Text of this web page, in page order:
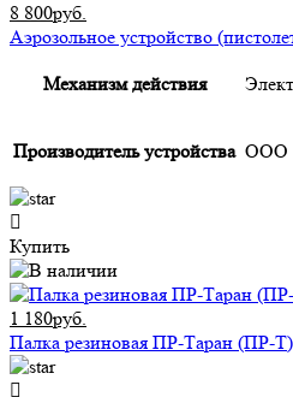
8 800руб.
Аэрозольное устройство
Механизм действия
Производитель устройства ООО
Купить
1 180руб.
Палка резиновая ПР-Таран (ПР-Т)